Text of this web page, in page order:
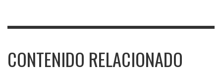
CONTENIDO RELACIONADO